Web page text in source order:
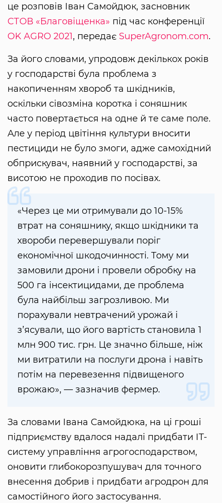
це розповів Іван Самойдюк, засновник
СТОВ «Благовіщенка» під час конференції
OK AGRO 2021, передає SuperAgronom.com.
За його словами, упродовж декількох років
у господарстві була проблема з
накопиченням хвороб та шкідників,
оскільки сівозміна коротка і соняшник
часто повертається на одне й те саме поле.
Але у період цвітіння культури вносити
пестициди не було змоги, адже самохідний
обприскувач, наявний у господарстві, за
висотою не проходив по посівах.
«Через це ми отримували до 10-15%
втрат на соняшнику, якщо шкідники та
хвороби перевершували поріг
економічної шкодочинності. Тому ми
замовили дрони і провели обробку на
500 га інсектицидами, де проблема
була найбільш загрозливою. Ми
порахували невтрачений урожай і
з’ясували, що його вартість становила 1
млн 900 тис. грн. Це значно більше, ніж
ми витратили на послуги дрона і навіть
потім на перевезення підвищеного
врожаю», — зазначив фермер.
За словами Івана Самойдюка, на ці гроші
підприємству вдалося надалі придбати ІТ-
систему управління агрогосподарством,
оновити глибокорозпушувач для точного
внесення добрив і придбати агродрон для
самостійного його застосування.